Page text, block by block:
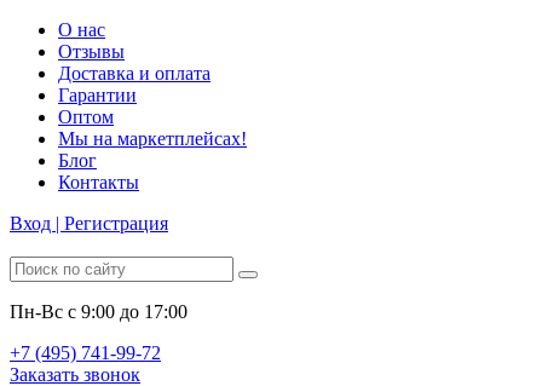
О нас
Отзывы
Доставка и оплата
Гарантии
Оптом
Мы на маркетплейсах!
Блог
Контакты
Вход | Регистрация
Пн-Вс с 9:00 до 17:00
+7 (495) 741-99-72
Заказать звонок